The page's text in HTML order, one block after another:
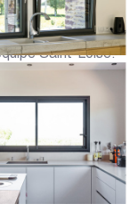
Chez Caséo, la
sont les
Saint-Loise.
de vous présenter
votre habitation.
prise de mesures
les plus
Caséo,
à Saint Lô n'ont